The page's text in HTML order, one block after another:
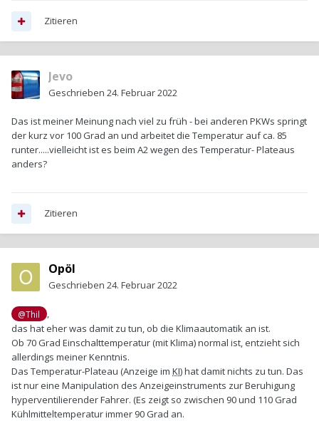
Zitieren
Jevo
Geschrieben 24. Februar 2022
Das ist meiner Meinung nach viel zu früh - bei anderen PKWs springt
der kurz vor 100 Grad an und arbeitet die Temperatur auf ca. 85
runter.....vielleicht ist es beim A2 wegen des Temperatur- Plateaus
anders?
Zitieren
Opöl
Geschrieben 24. Februar 2022
@Thil
,
das hat eher was damit zu tun, ob die Klimaautomatik an ist.
Ob 70 Grad Einschalttemperatur (mit Klima) normal ist, entzieht sich
allerdings meiner Kenntnis.
Das Temperatur-Plateau (Anzeige im KI) hat damit nichts zu tun. Das
ist nur eine Manipulation des Anzeigeinstruments zur Beruhigung
hyperventilierender Fahrer. (Es zeigt so zwischen 90 und 110 Grad
Kühlmitteltemperatur immer 90 Grad an.